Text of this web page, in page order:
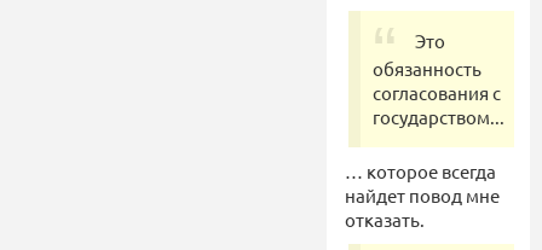
Это
обязанность
согласования с
государством...
… которое всегда
найдет повод мне
отказать.